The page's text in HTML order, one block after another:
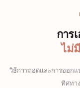
การ
ไม่
วิธีการถอดและการออก
ทิศทา